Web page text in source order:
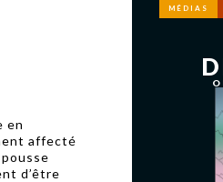
en
affecté
d’être
MÉDIAS